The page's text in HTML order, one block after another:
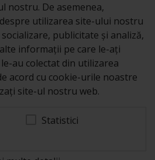
de marcat fiscale. Powered
nostru. De asemenea,
utilizarea site-ului nostru
publicitate și analiză,
informații pe care le-ați
au colectat din utilizarea
acord cu cookie-urile noastre
site-ul nostru web.
Statistici